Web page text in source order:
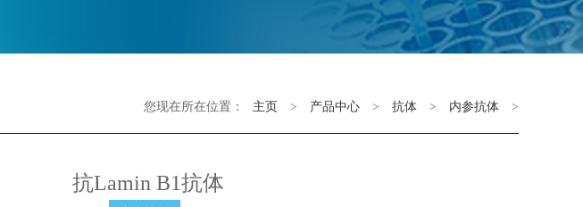
您现在所在位置： 主页 > 产品中心 > 抗体 > 内参抗体 >
抗Lamin B1抗体